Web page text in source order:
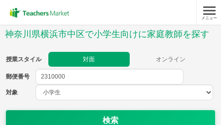
メニュー
神奈川県横浜市中区で小学生向けに家庭教師を探す
授業スタイル 対面 オンライン
郵便番号
対象
検索
郵便番号